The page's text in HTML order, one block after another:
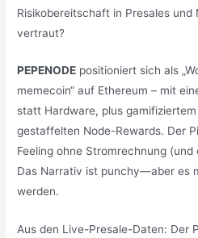
Risikobereitschaft in Presales
vertraut?
PEPENODE positioniert sich als
memecoin“ auf Ethereum – mit
statt Hardware, plus
gestaffelten Node-Rewards. Der
Feeling ohne Stromrechnung
Das Narrativ ist punchy—aber es
werden.
Aus den Live-Presale-Daten: Der